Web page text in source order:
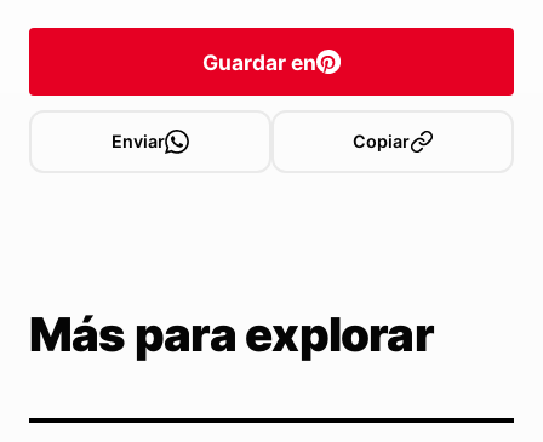
Guardar en
Enviar Copiar
Más para explorar